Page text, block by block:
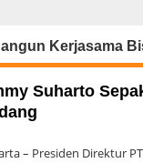
Kerjasama
Suharto
– Presiden Direktur